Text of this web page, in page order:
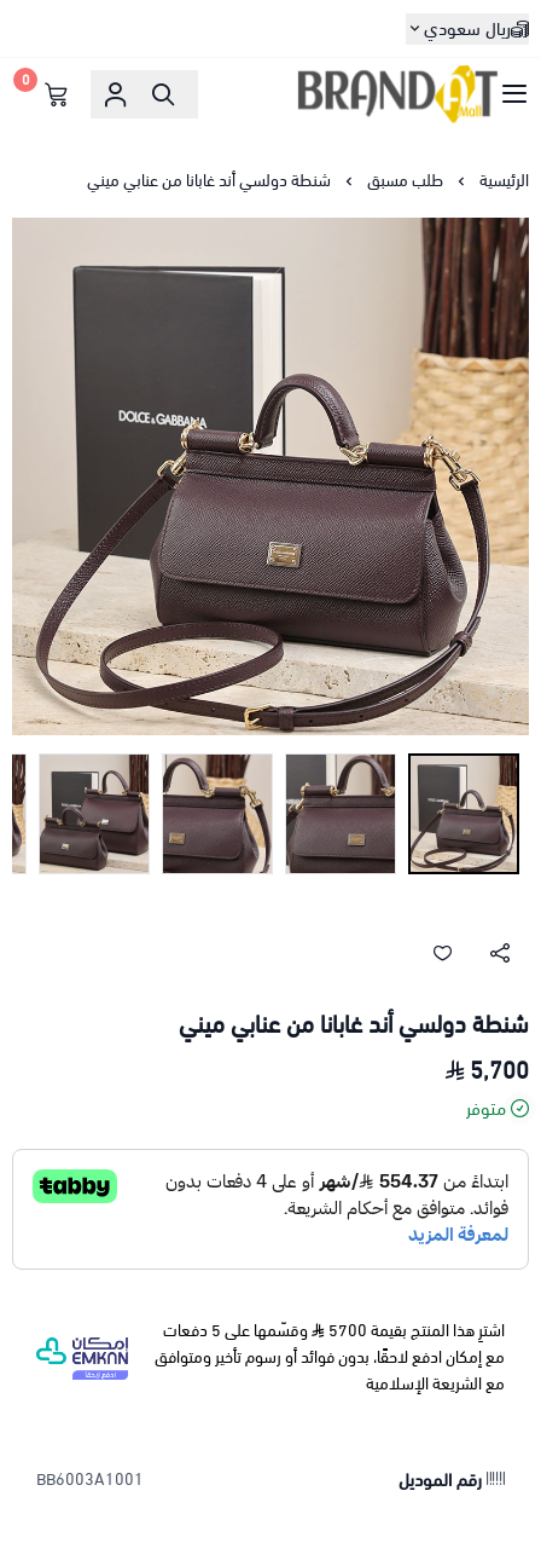
ريال سعودي
براندات مول
0
الرئيسية طلب مسبق شنطة دولسي أند غابانا من عنابي ميني
شنطة دولسي أند غابانا من عنابي ميني
5,700
متوفر
اشترِ هذا المنتج بقيمة 5700
وقسّمها على 5 دفعات
مع إمكان ادفع لاحقًا، بدون فوائد أو رسوم تأخير ومتوافق
مع الشريعة الإسلامية
رقم الموديل BB6003A1001